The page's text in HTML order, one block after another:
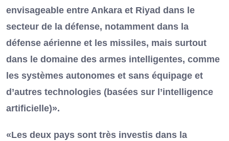
envisageable entre Ankara et Riyad dans le
secteur de la défense, notamment dans la
défense aérienne et les missiles, mais surtout
dans le domaine des armes intelligentes, comme
les systèmes autonomes et sans équipage et
d’autres technologies (basées sur l’intelligence
artificielle)».
«Les deux pays sont très investis dans la